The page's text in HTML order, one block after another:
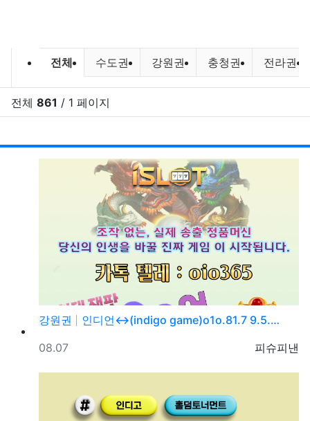
바다낚시,원투낚시,배낚시 포인트
전체 수도권 강원권 충청권 전라권
전체 861 / 1 페이지
강원권
인디언↔(indigo game)o1o.81.7 9.5.…
등록자
피슈피낸
등록일
08.07